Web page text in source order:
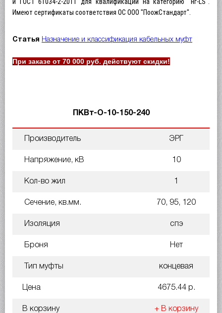
Имеют сертификаты соответствия ОС ООО "ПоожСтандарт".
Статья Назначение и классификация кабельных муфт
При заказе от 70 000 руб. действуют скидки!
ПКВт-О-10-150-240
Производитель ЭРГ
Напряжение, кВ 10
Кол-во жил 1
Сечение, кв.мм. 70, 95, 120
Изоляция спэ
Броня Нет
Тип муфты концевая
Цена 4675.44 р.
В корзину + В корзину